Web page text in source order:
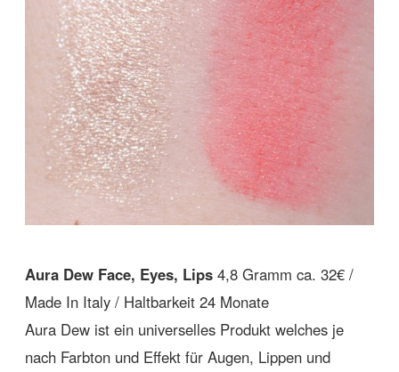
Aura Dew Face, Eyes, Lips 4,8 Gramm ca. 32€ /
Made In Italy / Haltbarkeit 24 Monate
Aura Dew ist ein universelles Produkt welches je
nach Farbton und Effekt für Augen, Lippen und